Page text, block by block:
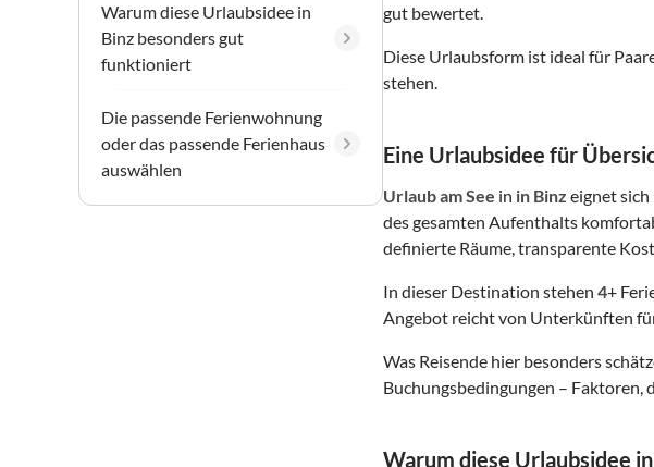
Warum diese Urlaubsidee in
Binz besonders gut
funktioniert
Die passende Ferienwohnung
oder das passende Ferienhaus
auswählen
gut bewertet.
Diese Urlaubsform ist ideal für
stehen.
Eine Urlaubsidee für
Urlaub am See in in Binz eignet sich
des gesamten Aufenthalts
definierte Räume, transparente
In dieser Destination stehen 4+
Angebot reicht von Unterkünften
Was Reisende hier besonders
Buchungsbedingungen – Faktoren,
Warum diese Urlaubsidee